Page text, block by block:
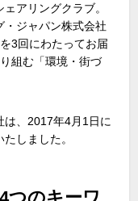
アリングクラブ。
・ジャパン株式会社
3回にわたってお届
組む「環境・街づ
、2017年4月1日に
しました。